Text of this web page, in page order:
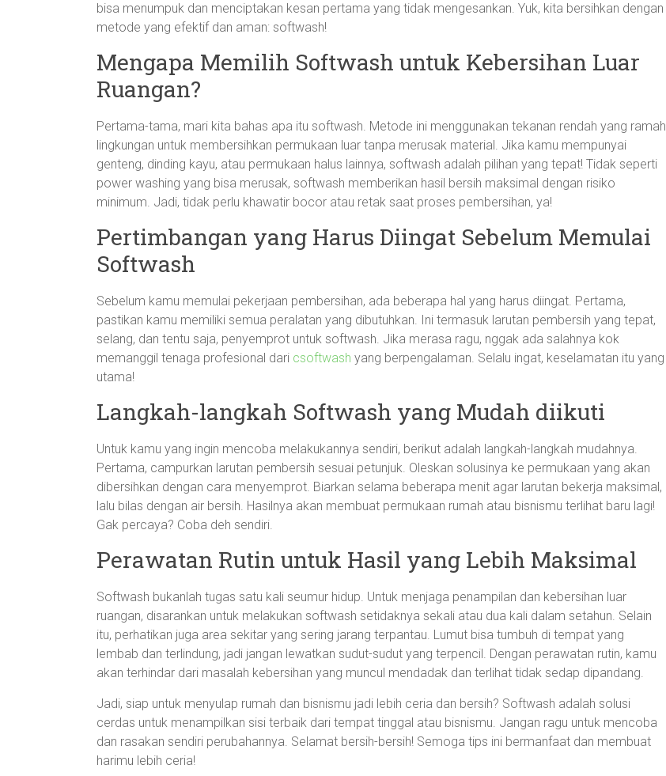
bisa menumpuk dan menciptakan kesan pertama yang tidak mengesankan. Yuk, kita bersihkan dengan
metode yang efektif dan aman: softwash!
Mengapa Memilih Softwash untuk Kebersihan Luar
Ruangan?
Pertama-tama, mari kita bahas apa itu softwash. Metode ini menggunakan tekanan rendah yang ramah
lingkungan untuk membersihkan permukaan luar tanpa merusak material. Jika kamu mempunyai
genteng, dinding kayu, atau permukaan halus lainnya, softwash adalah pilihan yang tepat! Tidak seperti
power washing yang bisa merusak, softwash memberikan hasil bersih maksimal dengan risiko
minimum. Jadi, tidak perlu khawatir bocor atau retak saat proses pembersihan, ya!
Pertimbangan yang Harus Diingat Sebelum Memulai
Softwash
Sebelum kamu memulai pekerjaan pembersihan, ada beberapa hal yang harus diingat. Pertama,
pastikan kamu memiliki semua peralatan yang dibutuhkan. Ini termasuk larutan pembersih yang tepat,
selang, dan tentu saja, penyemprot untuk softwash. Jika merasa ragu, nggak ada salahnya kok
memanggil tenaga profesional dari csoftwash yang berpengalaman. Selalu ingat, keselamatan itu yang
utama!
Langkah-langkah Softwash yang Mudah diikuti
Untuk kamu yang ingin mencoba melakukannya sendiri, berikut adalah langkah-langkah mudahnya.
Pertama, campurkan larutan pembersih sesuai petunjuk. Oleskan solusinya ke permukaan yang akan
dibersihkan dengan cara menyemprot. Biarkan selama beberapa menit agar larutan bekerja maksimal,
lalu bilas dengan air bersih. Hasilnya akan membuat permukaan rumah atau bisnismu terlihat baru lagi!
Gak percaya? Coba deh sendiri.
Perawatan Rutin untuk Hasil yang Lebih Maksimal
Softwash bukanlah tugas satu kali seumur hidup. Untuk menjaga penampilan dan kebersihan luar
ruangan, disarankan untuk melakukan softwash setidaknya sekali atau dua kali dalam setahun. Selain
itu, perhatikan juga area sekitar yang sering jarang terpantau. Lumut bisa tumbuh di tempat yang
lembab dan terlindung, jadi jangan lewatkan sudut-sudut yang terpencil. Dengan perawatan rutin, kamu
akan terhindar dari masalah kebersihan yang muncul mendadak dan terlihat tidak sedap dipandang.
Jadi, siap untuk menyulap rumah dan bisnismu jadi lebih ceria dan bersih? Softwash adalah solusi
cerdas untuk menampilkan sisi terbaik dari tempat tinggal atau bisnismu. Jangan ragu untuk mencoba
dan rasakan sendiri perubahannya. Selamat bersih-bersih! Semoga tips ini bermanfaat dan membuat
harimu lebih ceria!